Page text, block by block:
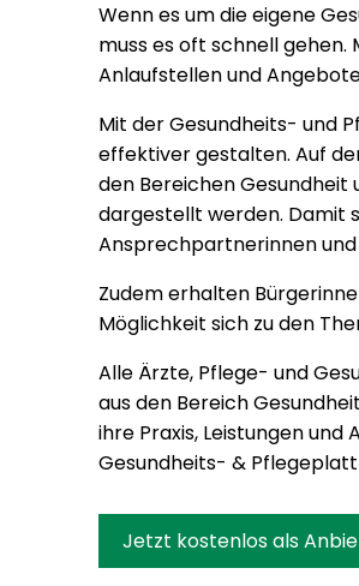
Wenn es um die eigene
muss es oft schnell gehen.
Anlaufstellen und
Mit der Gesundheits- und
effektiver gestalten. Auf
den Bereichen
dargestellt werden. Damit
Ansprechpartnerinnen
Zudem erhalten
Möglichkeit sich zu den
Alle Ärzte, Pflege- und
aus den Bereich
ihre Praxis, Leistungen
Gesundheits- &
Jetzt kostenlos als